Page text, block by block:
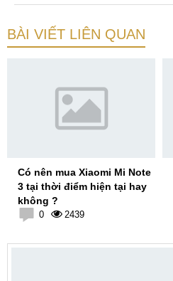
BÀI VIẾT LIÊN QUAN
Có nên mua Xiaomi Mi Note
3 tại thời điểm hiện tại hay
không ?
0 2439